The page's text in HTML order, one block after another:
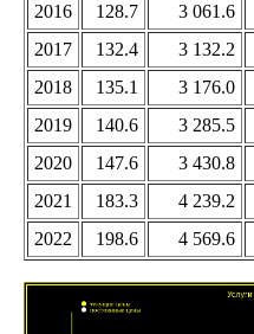
2016
128.7 3 061.6
2017
132.4 3 132.2
2018
135.1 3 176.0
2019
140.6 3 285.5
2020
147.6 3 430.8
2021
183.3 4 239.2
2022
198.6 4 569.6